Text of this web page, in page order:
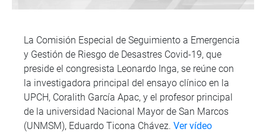
La Comisión Especial de Seguimiento a Emergencia
y Gestión de Riesgo de Desastres Covid-19, que
preside el congresista Leonardo Inga, se reúne con
la investigadora principal del ensayo clínico en la
UPCH, Coralith García Apac, y el profesor principal
de la universidad Nacional Mayor de San Marcos
(UNMSM), Eduardo Ticona Chávez. Ver vídeo